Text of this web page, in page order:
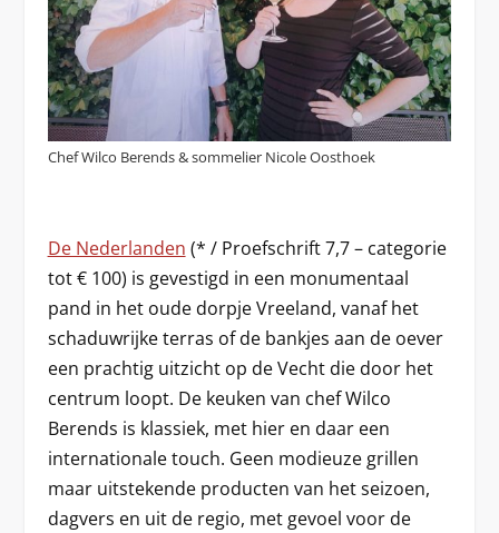
Chef Wilco Berends & sommelier Nicole Oosthoek
De Nederlanden (* / Proefschrift 7,7 – categorie
tot € 100) is gevestigd in een monumentaal
pand in het oude dorpje Vreeland, vanaf het
schaduwrijke terras of de bankjes aan de oever
een prachtig uitzicht op de Vecht die door het
centrum loopt. De keuken van chef Wilco
Berends is klassiek, met hier en daar een
internationale touch. Geen modieuze grillen
maar uitstekende producten van het seizoen,
dagvers en uit de regio, met gevoel voor de